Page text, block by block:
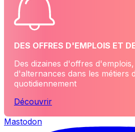
DES OFFRES D'EMPLOIS ET
Des dizaines d'offres
d'alternances dans les métiers
quotidiennement
Découvrir
Mastodon